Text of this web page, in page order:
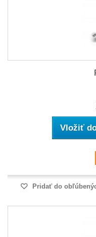
Vložiť
Pridať do